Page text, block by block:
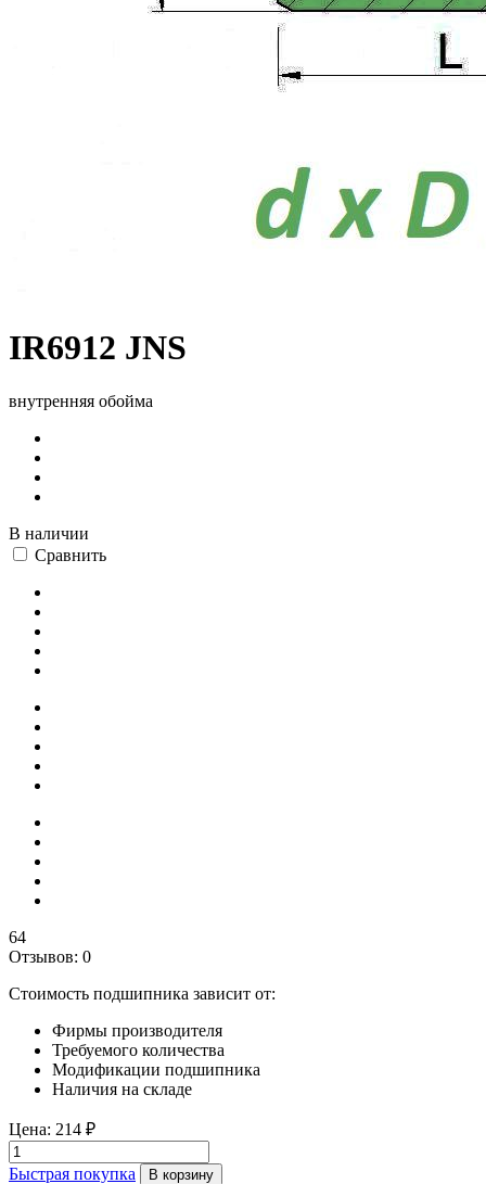
IR6912 JNS
внутренняя обойма
В наличии
Сравнить
64
Отзывов: 0
Стоимость подшипника зависит от:
Фирмы производителя
Требуемого количества
Модификации подшипника
Наличия на складе
Цена: 214 ₽
Быстрая покупка